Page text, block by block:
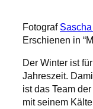
Fotograf
Erschienen in
Der Winter ist
Jahreszeit.
ist das Team
mit seinem